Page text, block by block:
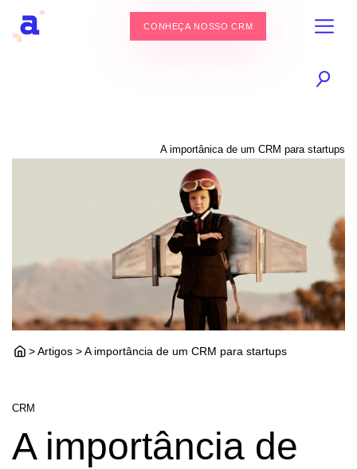
CONHEÇA NOSSO CRM
> Artigos > A importância de um CRM para startups
CRM
A importância de
A importânica de um CRM para startups